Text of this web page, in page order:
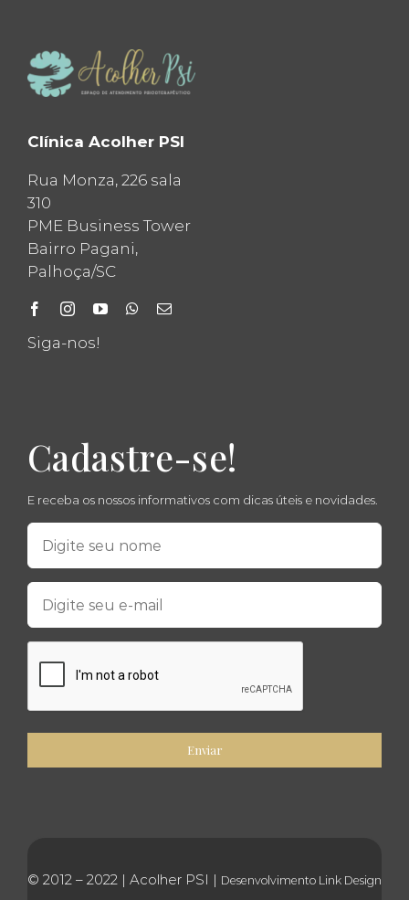
Clínica Acolher PSI
Rua Monza, 226 sala
310
PME Business Tower
Bairro Pagani,
Palhoça/SC
Siga-nos!
Cadastre-se!
E receba os nossos informativos com dicas úteis e novidades.
© 2012 – 2022 | Acolher PSI | Desenvolvimento Link Design